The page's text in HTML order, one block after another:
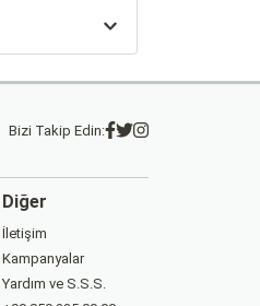
Bizi Takip Edin:
Diğer
İletişim
Kampanyalar
Yardım ve S.S.S.